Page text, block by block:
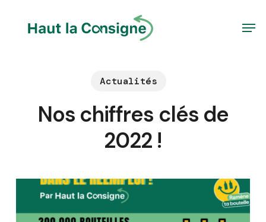
Actualités
Nos chiffres clés de
2022 !